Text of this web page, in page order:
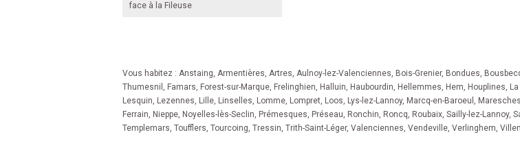
face à la Fileuse
Vous habitez : Anstaing, Armentières, Artres, Aulnoy-lez-Valenciennes, Bois-Grenier, Bondues,
Thumesnil , Famars, Forest-sur-Marque, Frelinghien, Halluin, Haubourdin, Hellemmes, Hem, Houplines,
Lesquin, Lezennes, Lille, Linselles, Lomme, Lompret, Loos, Lys-lez-Lannoy, Marcq-en-Baroeul , Maresches
Ferrain, Nieppe, Noyelles-lès-Seclin, Prémesques, Préseau, Ronchin, Roncq, Roubaix, Sailly-lez-Lannoy,
Templemars, Toufflers, Tourcoing, Tressin, Trith-Saint-Léger, Valenciennes, Vendeville, Verlinghem,